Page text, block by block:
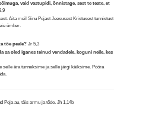
vaid vastupidi, õnnistage, sest te teate, et
Aita meil Sinu Pojast Jeesusest Kristusest tunnistust
ümber.
tõe peale?Jr 5,3
sa oled iganes teinud vendadele, koguni neile, kes
selle ära tunneksime ja selle järgi käiksime. Pööra
Poja au, täis armu ja tõde.Jh 1,14b